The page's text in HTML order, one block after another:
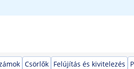
Csörlők Felújítás és kivitelezés